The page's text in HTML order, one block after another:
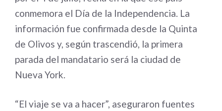
conmemora el Día de la Independencia. La
información fue confirmada desde la Quinta
de Olivos y, según trascendió, la primera
parada del mandatario será la ciudad de
Nueva York.
“El viaje se va a hacer”, aseguraron fuentes